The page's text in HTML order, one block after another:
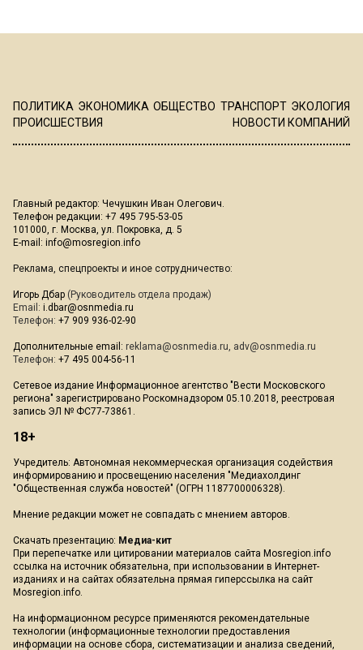
ПОЛИТИКА ЭКОНОМИКА ОБЩЕСТВО ТРАНСПОРТ ЭКОЛОГИЯ
ПРОИСШЕСТВИЯ
НОВОСТИ КОМПАНИЙ
Главный редактор: Чечушкин Иван Олегович.
Телефон редакции: +7 495 795-53-05
101000, г. Москва, ул. Покровка, д. 5
E-mail: info@mosregion.info
Реклама, спецпроекты и иное сотрудничество:
Игорь Дбар (Руководитель отдела продаж)
Email: i.dbar@osnmedia.ru
Телефон: +7 909 936-02-90
Дополнительные email: reklama@osnmedia.ru, adv@osnmedia.ru
Телефон: +7 495 004-56-11
Сетевое издание Информационное агентство "Вести Московского
региона" зарегистрировано Роскомнадзором 05.10.2018, реестровая
запись ЭЛ № ФС77-73861.
18+
Учредитель: Автономная некоммерческая организация содействия
информированию и просвещению населения "Медиахолдинг
"Общественная служба новостей" (ОГРН 1187700006328).
Мнение редакции может не совпадать с мнением авторов.
Скачать презентацию: Медиа-кит
При перепечатке или цитировании материалов сайта Mosregion.info
ссылка на источник обязательна, при использовании в Интернет-
изданиях и на сайтах обязательна прямая гиперссылка на сайт
Mosregion.info.
На информационном ресурсе применяются рекомендательные
технологии (информационные технологии предоставления
информации на основе сбора, систематизации и анализа сведений,